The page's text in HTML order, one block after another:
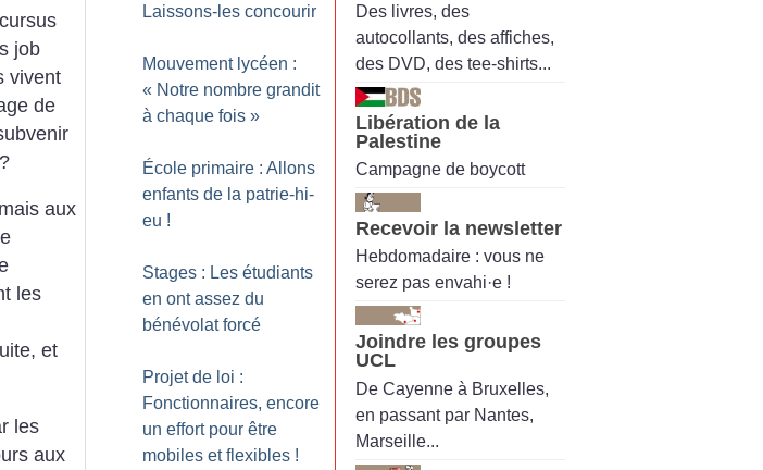
job
vivent
de
?
aux
les
et
les
aux
Laissons-les concourir
Mouvement lycéen :
« Notre nombre grandit
à chaque fois »
École primaire : Allons
enfants de la patrie-hi-
eu !
Stages : Les étudiants
en ont assez du
bénévolat forcé
Projet de loi :
Fonctionnaires, encore
un effort pour être
mobiles et flexibles !
Des livres, des
autocollants, des affiches,
des DVD, des tee-shirts...
Libération de la
Palestine
Campagne de boycott
Recevoir la newsletter
Hebdomadaire : vous ne
serez pas envahi·e !
Joindre les groupes
UCL
De Cayenne à Bruxelles,
en passant par Nantes,
Marseille...